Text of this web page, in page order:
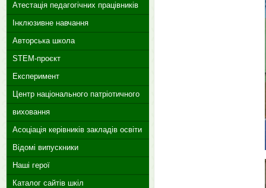
Атестація педагогічних працівників
Інклюзивне навчання
Авторська школа
STEM-проєкт
Експеримент
Центр національного патріотичного
виховання
Асоціація керівників закладів освіти
Відомі випускники
Наші герої
Каталог сайтів шкіл